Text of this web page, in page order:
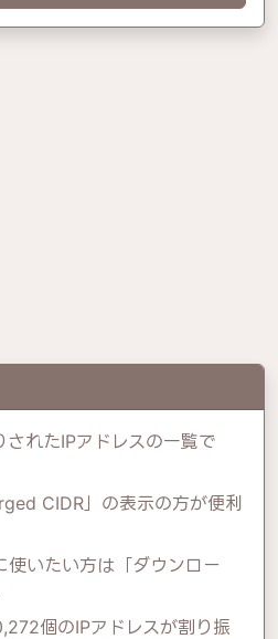
されたIPアドレスの一覧で
CIDR」の表示の方が便利
使いたい方は「ダウンロー
個のIPアドレスが割り振